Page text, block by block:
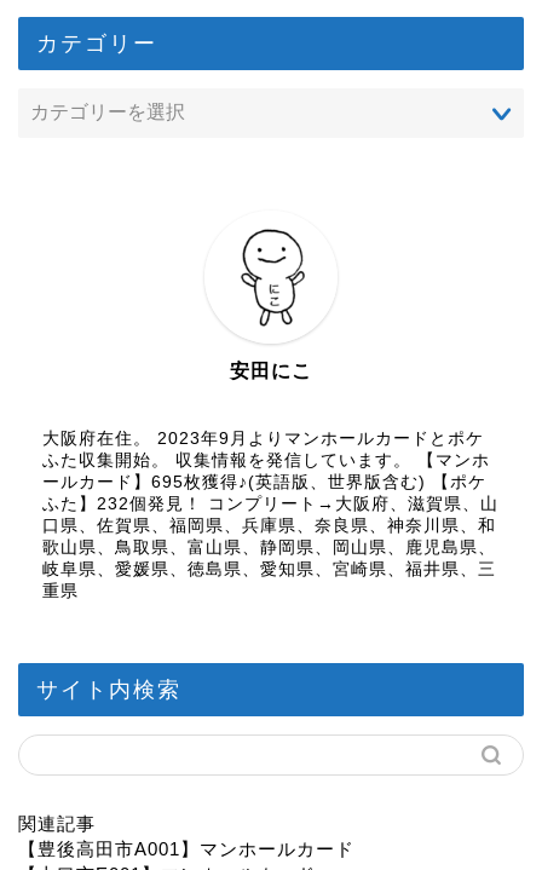
カテゴリー
安田にこ
大阪府在住。 2023年9月よりマンホールカードとポケ
ふた収集開始。 収集情報を発信しています。 【マンホ
ールカード】695枚獲得♪(英語版、世界版含む) 【ポケ
ふた】232個発見！ コンプリート→大阪府、滋賀県、山
口県、佐賀県、福岡県、兵庫県、奈良県、神奈川県、和
歌山県、鳥取県、富山県、静岡県、岡山県、鹿児島県、
岐阜県、愛媛県、徳島県、愛知県、宮崎県、福井県、三
重県
サイト内検索
関連記事
【豊後高田市A001】マンホールカード